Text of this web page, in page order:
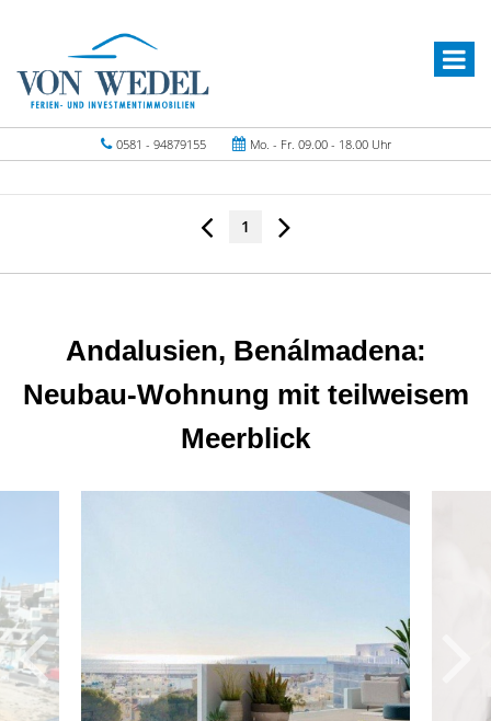
0581 - 94879155 Mo. - Fr. 09.00 - 18.00 Uhr
1
Andalusien, Benálmadena:
Neubau-Wohnung mit teilweisem
Meerblick